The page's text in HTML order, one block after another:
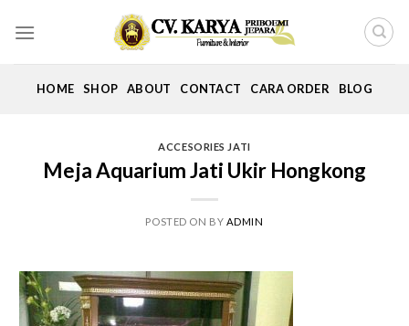
HOME SHOP ABOUT CONTACT CARA ORDER BLOG
ACCESORIES JATI
Meja Aquarium Jati Ukir Hongkong
POSTED ON BY ADMIN